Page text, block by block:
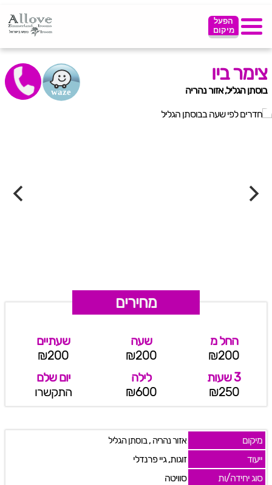
הפעל
מיקום
צימר ביו
בוסתן הגליל, אזור נהריה
מחירים
החל מ
₪200
שעה
₪200
שעתיים
₪200
3 שעות
₪250
לילה
₪600
יום שלם
התקשרו
מיקום אזור נהריה,בוסתן הגליל
ייעוד
זוגות, גיי פרנדלי
סוג יחידה/ות
סוויטה